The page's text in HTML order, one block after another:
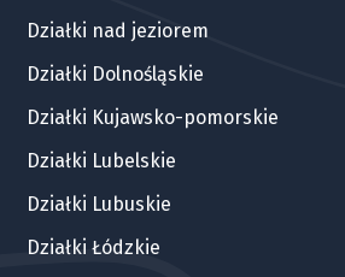
Działki nad jeziorem
Działki Dolnośląskie
Działki Kujawsko-pomorskie
Działki Lubelskie
Działki Lubuskie
Działki Łódzkie